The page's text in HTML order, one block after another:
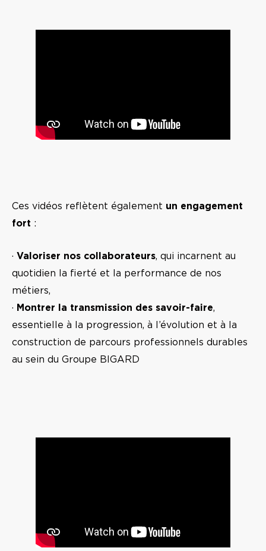
Ces vidéos reflètent également un engagement
fort :
· Valoriser nos collaborateurs, qui incarnent au
quotidien la fierté et la performance de nos
métiers,
· Montrer la transmission des savoir-faire,
essentielle à la progression, à l’évolution et à la
construction de parcours professionnels durables
au sein du Groupe BIGARD